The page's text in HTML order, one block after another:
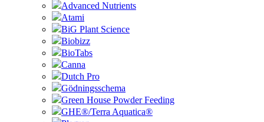
Advanced Nutrients
Atami
BiG Plant Science
Biobizz
BioTabs
Canna
Dutch Pro
Gödningsschema
Green House Powder Feeding
GHE®/Terra Aquatica®